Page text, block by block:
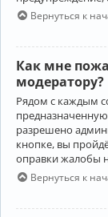
Вернуться к
Как мне
модератору?
Рядом с каждым
разрешено
кнопке, вы
оправки жалобы
Вернуться к